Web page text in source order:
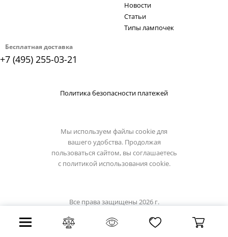
Бесплатная доставка
+7 (495) 255-03-21
Новости
Статьи
Типы лампочек
Политика безопасности платежей
Мы используем файлы cookie для
вашего удобства. Продолжая
пользоваться сайтом, вы соглашаетесь
с политикой использования cookie.
Все права защищены 2026 г.